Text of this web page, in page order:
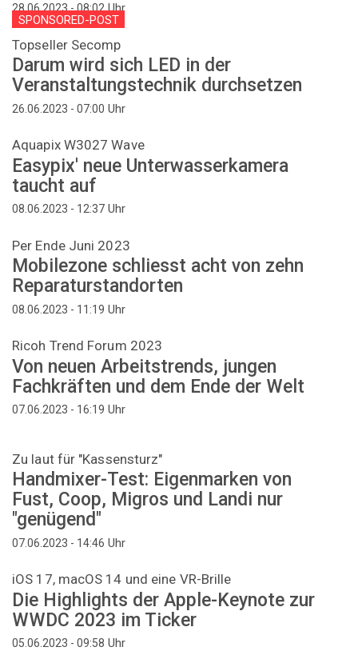
28.06.2023 - 08:02Uhr
SPONSORED-POST
Topseller Secomp
Darum wird sich LED in der
Veranstaltungstechnik durchsetzen
26.06.2023 - 07:00 Uhr
Aquapix W3027 Wave
Easypix' neue Unterwasserkamera
taucht auf
08.06.2023 - 12:37 Uhr
Per Ende Juni 2023
Mobilezone schliesst acht von zehn
Reparaturstandorten
08.06.2023 - 11:19 Uhr
Ricoh Trend Forum 2023
Von neuen Arbeitstrends, jungen
Fachkräften und dem Ende der Welt
07.06.2023 - 16:19 Uhr
Zu laut für "Kassensturz"
Handmixer-Test: Eigenmarken von
Fust, Coop, Migros und Landi nur
"genügend"
07.06.2023 - 14:46 Uhr
iOS 17, macOS 14 und eine VR-Brille
Die Highlights der Apple-Keynote zur
WWDC 2023 im Ticker
05.06.2023 - 09:58 Uhr